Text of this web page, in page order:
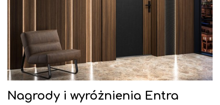
Nagrody i wyróżnienia Entra